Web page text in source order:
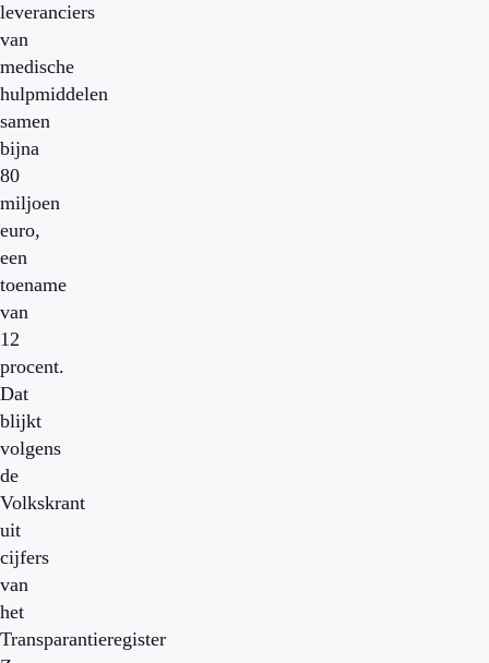
leveranciers
van
medische
hulpmiddelen
samen
bijna
80
miljoen
euro,
een
toename
van
12
procent.
Dat
blijkt
volgens
de
Volkskrant
uit
cijfers
van
het
Transparantieregister